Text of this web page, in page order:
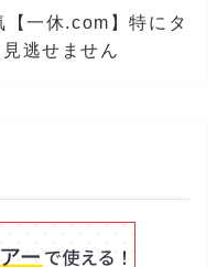
一休.com】特にタ
逃せません